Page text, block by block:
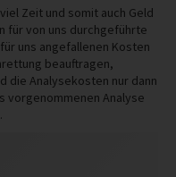
Zeit und somit auch Geld
für von uns durchgeführte
uns angefallenen Kosten
beauftragen,
die Analysekosten nur dann
vorgenommenen Analyse